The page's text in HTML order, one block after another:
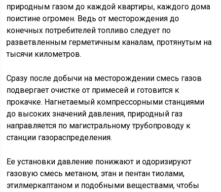
природным газом до каждой квартиры, каждого дома
поистине огромен. Ведь от месторождения до
конечных потребителей топливо следует по
разветвленным герметичным каналам, протянутым на
тысячи километров.
Сразу после добычи на месторождении смесь газов
подвергает очистке от примесей и готовится к
прокачке. Нагнетаемый компрессорными станциями
до высоких значений давления, природный газ
направляется по магистральному трубопроводу к
станции газораспределения.
Ее установки давление понижают и одоризируют
газовую смесь метаном, этан и пентан тиолами,
этилмеркаптаном и подобными веществами, чтобы